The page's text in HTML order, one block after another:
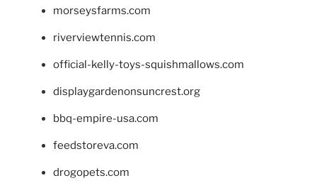
morseysfarms.com
riverviewtennis.com
official-kelly-toys-squishmallows.com
displaygardenonsuncrest.org
bbq-empire-usa.com
feedstoreva.com
drogopets.com